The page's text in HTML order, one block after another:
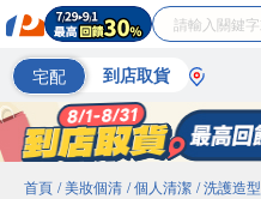
宅配 到店取貨
首頁 / 美妝個清 / 個人清潔 / 洗護造型